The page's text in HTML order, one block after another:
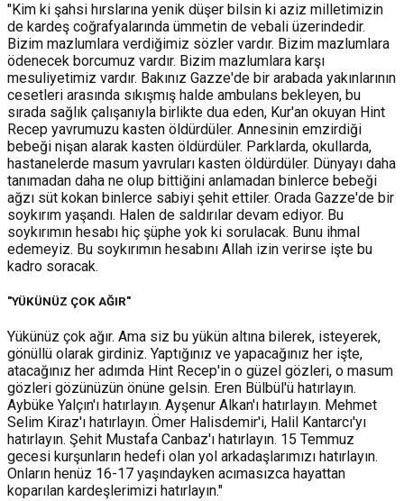
"Kim ki şahsi hırslarına yenik düşer bilsin ki aziz milletimizin
de kardeş coğrafyalarında ümmetin de vebali üzerindedir.
Bizim mazlumlara verdiğimiz sözler vardır. Bizim mazlumlara
ödenecek borcumuz vardır. Bizim mazlumlara karşı
mesuliyetimiz vardır. Bakınız Gazze'de bir arabada yakınlarının
cesetleri arasında sıkışmış halde ambulans bekleyen, bu
sırada sağlık çalışanıyla birlikte dua eden, Kur'an okuyan Hint
Recep yavrumuzu kasten öldürdüler. Annesinin emzirdiği
bebeği nişan alarak kasten öldürdüler. Parklarda, okullarda,
hastanelerde masum yavruları kasten öldürdüler. Dünyayı daha
tanımadan daha ne olup bittiğini anlamadan binlerce bebeği
ağzı süt kokan binlerce sabiyi şehit ettiler. Orada Gazze'de bir
soykırım yaşandı. Halen de saldırılar devam ediyor. Bu
soykırımın hesabı hiç şüphe yok ki sorulacak. Bunu ihmal
edemeyiz. Bu soykırımın hesabını Allah izin verirse işte bu
kadro soracak.
"YÜKÜNÜZ ÇOK AĞIR"
Yükünüz çok ağır. Ama siz bu yükün altına bilerek, isteyerek,
gönüllü olarak girdiniz. Yaptığınız ve yapacağınız her işte,
atacağınız her adımda Hint Recep'in o güzel gözleri, o masum
gözleri gözünüzün önüne gelsin. Eren Bülbül'ü hatırlayın.
Aybüke Yalçın'ı hatırlayın. Ayşenur Alkan'ı hatırlayın. Mehmet
Selim Kiraz'ı hatırlayın. Ömer Halisdemir'i, Halil Kantarcı'yı
hatırlayın. Şehit Mustafa Canbaz'ı hatırlayın. 15 Temmuz
gecesi kurşunların hedefi olan yol arkadaşlarımızı hatırlayın.
Onların henüz 16-17 yaşındayken acımasızca hayattan
koparılan kardeşlerimizi hatırlayın."